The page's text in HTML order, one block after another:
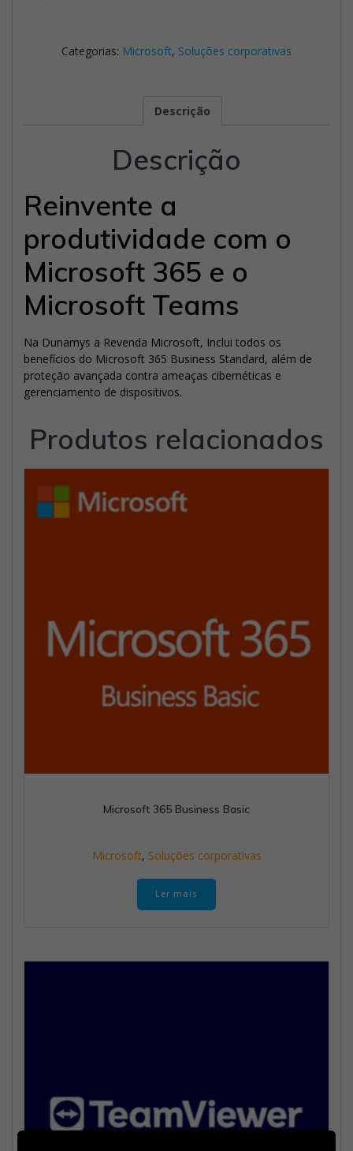
Categorias: Microsoft, Soluções corporativas
Descrição
Descrição
Reinvente a
produtividade com o
Microsoft 365 e o
Microsoft Teams
Na Dunamys a Revenda Microsoft, Inclui todos os
benefícios do Microsoft 365 Business Standard, além de
proteção avançada contra ameaças cibernéticas e
gerenciamento de dispositivos.
Produtos relacionados
Microsoft 365 Business Basic
Microsoft, Soluções corporativas
Ler mais